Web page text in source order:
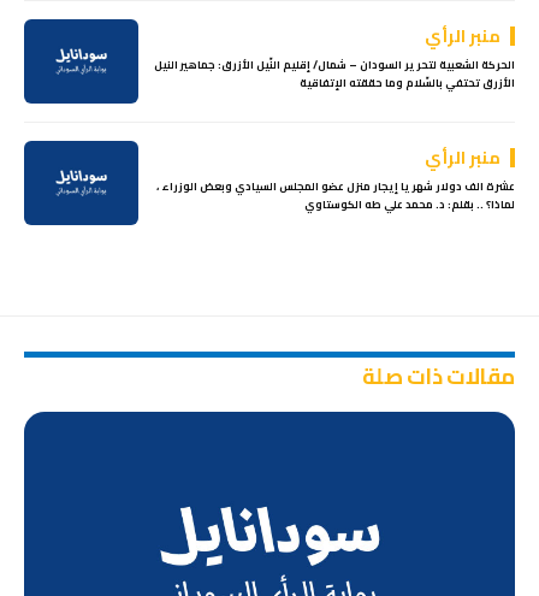
منبر الرأي
الحركة الشعبية لتحرير السودان – شمال/ إقليم النّيل الأزرق: جماهير النيل
الأزرق تحتفي بالسّلام وما حققته الإتفاقية
منبر الرأي
عشرة الف دولار شهريا إيجار منزل عضو المجلس السيادي وبعض الوزراء ،
لماذا؟ .. بقلم: د. محمد علي طه الكوستاوي
مقالات ذات صلة